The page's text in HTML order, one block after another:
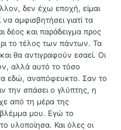
δεν έχω εποχή, είμαι
αμφισβητήσει γιατί τα
δέος και παράδειγμα προς
το τέλος των πάντων. Τα
θα αντιγραφούν εσαεί. Οι
αλλά αυτό το τόσο
εδώ, αναπόφευκτο. Σαν το
την σπάσει ο γλύπτης, η
από τη μέρα της
βλέμμα μου. Εγώ το
υλοποίησα. Και όλες οι